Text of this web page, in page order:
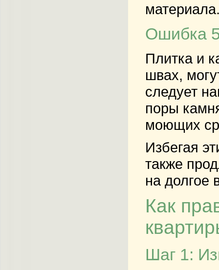
Ошибка
Плитка и
швах,
следует
поры
моющих
Избегая
также
на долгое
Как
Шаг 1: